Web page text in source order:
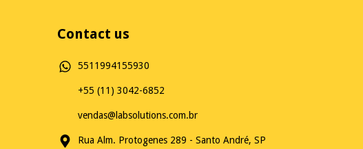
Contact us
5511994155930
+55 (11) 3042-6852
vendas@labsolutions.com.br
Rua Alm. Protogenes 289 - Santo André, SP